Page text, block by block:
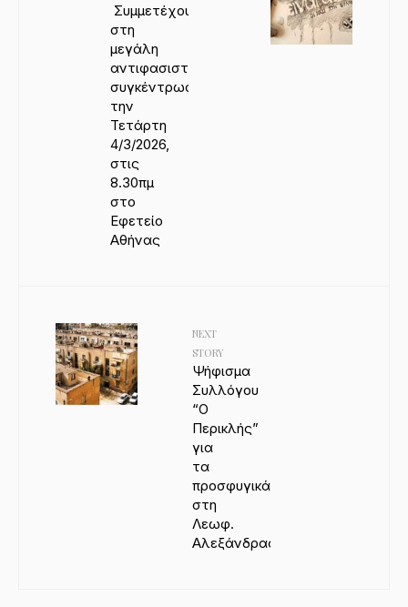
Συμμετέχουμε
στη
μεγάλη
αντιφασιστική
συγκέντρωση
την
Τετάρτη
4/3/2026,
στις
8.30πμ
στο
Εφετείο
Αθήνας
NEXT
STORY
Ψήφισμα
Συλλόγου
“Ο
Περικλής”
για
τα
προσφυγικά
στη
Λεωφ.
Αλεξάνδρας